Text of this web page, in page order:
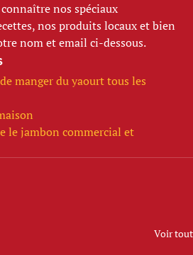
nos spéciaux
nos produits locaux et bien
nom et email ci-dessous.
manger du yaourt tous les
le jambon commercial et
Voir tout